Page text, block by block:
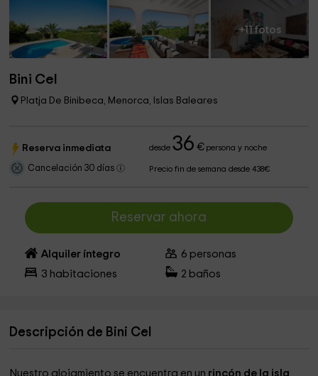
+11 fotos
Bini Cel
Platja De Binibeca, Menorca, Islas Baleares
Reserva inmediata desde36 €persona y noche
Cancelación 30 días Precio fin de semana desde 438€
Reservar ahora
Alquiler íntegro 6 personas
3 habitaciones 2 baños
Descripción de Bini Cel
Nuestro alojamiento se encuentra en un rincón de la isla